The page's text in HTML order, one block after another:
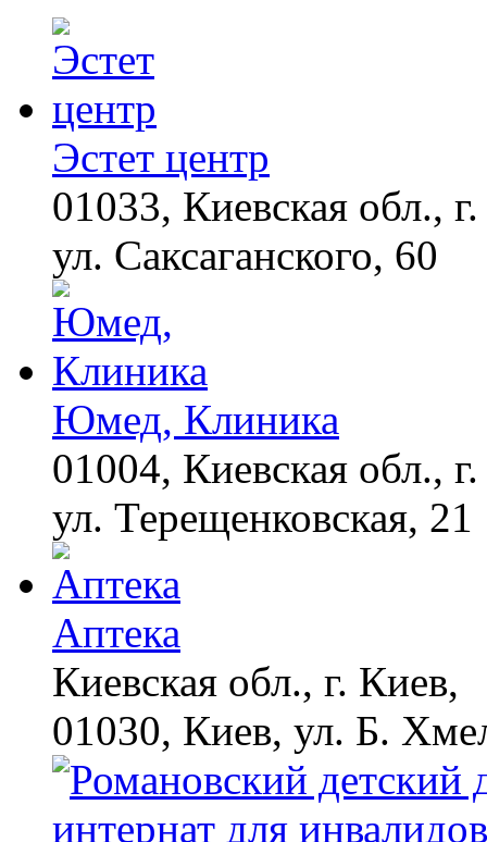
Ржу не переставая, это
не раз
"Потеряли стыд в
погоне за "Диором":
Поплавская вмазала
семейке Плющенко
Эстет центр
01033, Киевская обл.,
ул. Саксаганского, 60
Юмед, Клиника
01004, Киевская обл.,
ул. Терещенковская, 21
Аптека
Киевская обл., г. Киев,
01030, Киев, ул. Б.